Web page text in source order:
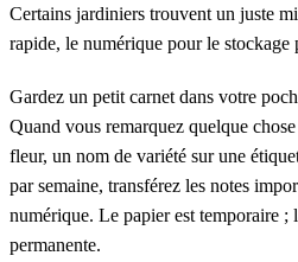
Certains jardiniers trouvent un juste
rapide, le numérique pour le stockage
Gardez un petit carnet dans votre
Quand vous remarquez quelque
fleur, un nom de variété sur une
par semaine, transférez les notes
numérique. Le papier est temporaire ;
permanente.